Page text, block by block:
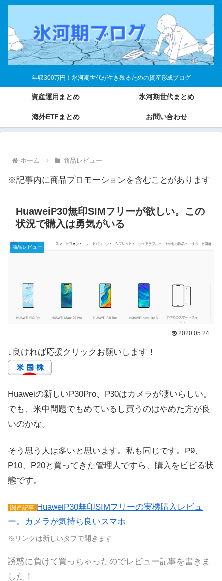
年収300万円！氷河期世代が生き残るための資産形成ブログ
資産運用まとめ 氷河期世代まとめ
海外ETFまとめ お問い合わせ
ホーム 商品レビュー
※記事内に商品プロモーションを含むことがあります
HuaweiP30無印SIMフリーが欲しい。この
状況で購入は勇気がいる
商品レビュー
2020.05.24
↓良ければ応援クリックお願いします！
Huaweiの新しいP30Pro、P30はカメラが凄いらしい。
でも、米中問題でもめているし買うのはやめた方が良
いのかな。
そう思う人は多いと思います。私も同じです。P9、
P10、P20と買ってきた管理人ですら、購入をビビる状
態です。
関連記事 HuaweiP30無印SIMフリーの実機購入レビュ
ー。カメラが気持ち良いスマホ
※リンクは新しいタブで開きます
誘惑に負けて買っちゃったのでレビュー記事を書きま
した！